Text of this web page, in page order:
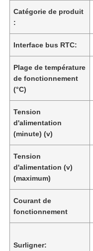
Catégorie de produit
:
Interface bus RTC:
Plage de température
de fonctionnement
(°C)
Tension
d'alimentation
(minute) (v)
Tension
d'alimentation (v)
(maximum)
Courant de
fonctionnement
Surligner: